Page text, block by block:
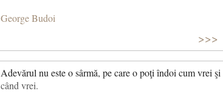
George Budoi
>>>
Adevărul nu este o sârmă, pe care o poţi îndoi cum vrei şi
când vrei.